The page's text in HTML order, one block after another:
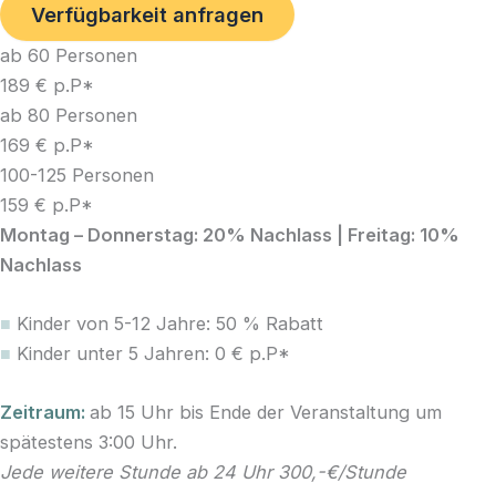
Verfügbarkeit anfragen
ab 60 Personen
189 € p.P*
ab 80 Personen
169 € p.P*
100-125 Personen
159 € p.P*
Montag – Donnerstag: 20% Nachlass | Freitag: 10%
Nachlass
■ Kinder von 5-12 Jahre: 50 % Rabatt
■ Kinder unter 5 Jahren: 0 € p.P*
Zeitraum: ab 15 Uhr bis Ende der Veranstaltung um
spätestens 3:00 Uhr.
Jede weitere Stunde ab 24 Uhr 300,-€/Stunde